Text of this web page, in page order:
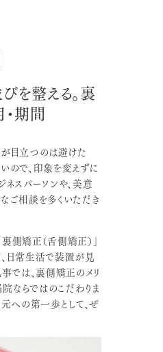
を整える。裏
期間
目立つのは避けた
ので、印象を変えずに
スパーソンや、美意
ご相談を多くいただき
側矯正（舌側矯正）」
日常生活で装置が見
では、裏側矯正のメリ
院ならではのこだわりま
への第一歩として、ぜ